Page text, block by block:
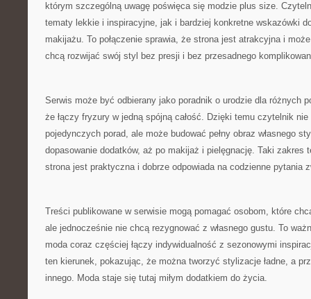
którym szczególną uwagę poświęca się modzie plus size.
tematy lekkie i inspiracyjne, jak i bardziej konkretne wskazówki
makijażu. To połączenie sprawia, że strona jest atrakcyjna i
chcą rozwijać swój styl bez presji i bez przesadnego
Serwis może być odbierany jako poradnik o urodzie dla różnych
że łączy fryzury w jedną spójną całość. Dzięki temu czytelnik nie
pojedynczych porad, ale może budować pełny obraz własnego
dopasowanie dodatków, aż po makijaż i pielęgnację. Taki zakres
strona jest praktyczna i dobrze odpowiada na codzienne pytania
Treści publikowane w serwisie mogą pomagać osobom, które
ale jednocześnie nie chcą rezygnować z własnego gustu. To
moda coraz częściej łączy indywidualność z sezonowymi
ten kierunek, pokazując, że można tworzyć stylizacje ładne, a
innego. Moda staje się tutaj miłym dodatkiem do życia.